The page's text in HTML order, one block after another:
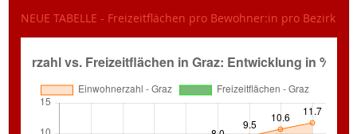
NEUE TABELLE - Freizeitflächen pro Bewohner:in pro Bezirk